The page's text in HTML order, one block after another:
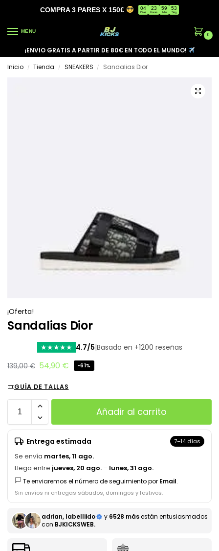
COMPRA 3 PARES X 150€ 04
Días
23
Horas
59
Min
53
Seg
MENU
0
¡ENVIO GRATIS A PARTIR DE 80€ EN TODO EL MUNDO!
Inicio
/ Tienda / SNEAKERS / Sandalias Dior
¡Oferta!
Sandalias Dior
★★★★★ 4.7/5|Basado en +1200 reseñas
139,00€ 54,90 € -61%
GUÍA DE TALLAS
Añadir al carrito
Entrega estimada 7–14 días
Se envía martes, 11 ago.
Llega entre jueves, 20 ago. – lunes, 31 ago.
Te enviaremos el número de seguimiento por Email.
Sin envíos ni entregas sábados, domingos y festivos.
adrian, labelliido y 6528 másestán entusiasmados
con BJKICKSWEB.